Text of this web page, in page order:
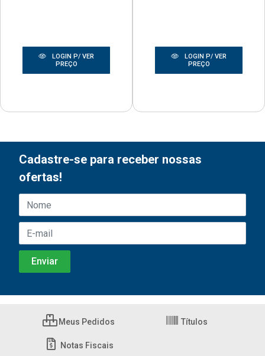
LOGIN P/ VER
PREÇO
LOGIN P/ VER
PREÇO
Cadastre-se para receber nossas
ofertas!
Meus Pedidos Títulos
Notas Fiscais